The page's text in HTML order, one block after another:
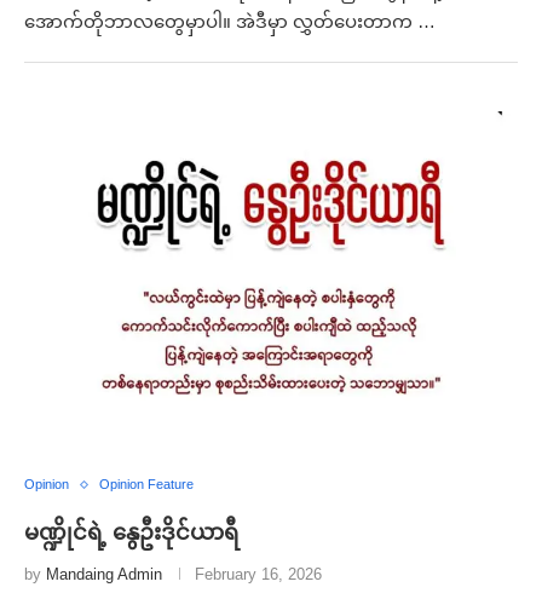
အောက်တိုဘာလတွေမှာပါ။ အဲဒီမှာ လွှတ်ပေးတာက …
Opinion Opinion Feature
မဏ္ဍိုင်ရဲ့ နွေဦးဒိုင်ယာရီ
by Mandaing Admin February 16, 2026